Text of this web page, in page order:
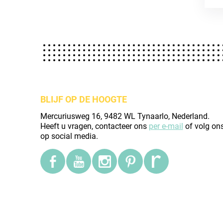
BLIJF OP DE HOOGTE
Mercuriusweg 16, 9482 WL Tynaarlo, Nederland.
Heeft u vragen, contacteer ons per e-mail of volg
op social media.